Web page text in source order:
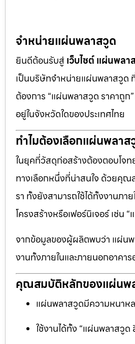
จำหน่ายแผ่นพลาสวูด
ยินดีต้อนรับสู่เว็บไซต์ แผ่นพล
เป็นบริษัทจำหน่ายแผ่นพลาสวูด
ต้องการ “แผ่นพลาสวูด ราคาถู
อยู่ในจังหวัดใดของประเทศไทย
ทำไมต้องเลือกแผ่นพลาส
ในยุคที่วัสดุก่อสร้างต้องตอบโจ
ทางเลือกหนึ่งที่น่าสนใจ ด้วยคุณ
รา ทั้งยังสามารถใช้ได้ทั้งงานภ
โครงสร้างหรือเฟอร์นิเจอร์ เช่น
จากข้อมูลของผู้ผลิตพบว่า แผ่นพ
งานทั้งภายในและภายนอกอาคา
คุณสมบัติหลักของแผ่นพ
แผ่นพลาสวูดมีความหนาห
ใช้งานได้ทั้ง “แผ่นพลาสวู